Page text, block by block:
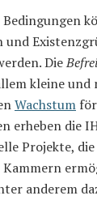
Die
kleine und
Wachstum
erheben die
Projekte,
anderem